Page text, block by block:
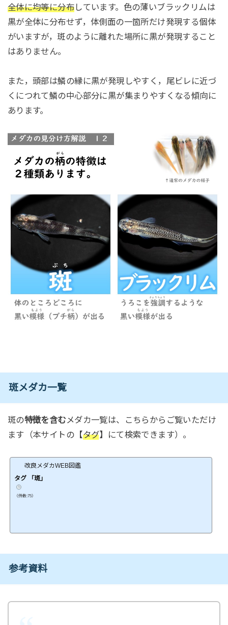
全体に均等に分布 しています。色の薄いブラックリムは
黒が全体に分布せず，体側面の一箇所だけ発現する個体
がいますが，斑のように離れた場所に黒が発現すること
はありません。
また，頭部は鱗の縁に黒が発現しやすく，尾ビレに近づ
くにつれて鱗の中心部分に黒が集まりやすくなる傾向に
あります。
斑メダカ一覧
斑の特徴を含む メダカ一覧は、こちらからご覧いただけ
ます（本サイトの【タグ】にて検索できます）。
改良メダカWEB図鑑
タグ 「斑」
（件数:75）
参考資料